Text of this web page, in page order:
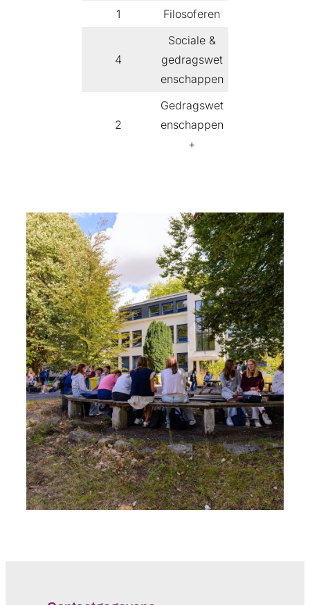
1
Filosoferen
4
Sociale &
gedragswet
enschappen
2
Gedragswet
enschappen
+